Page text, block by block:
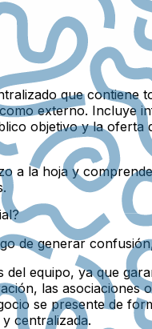
que contiene
externo. Incluye
objetivo y la
a la hoja y
de generar
equipo, ya que
las asociaciones
se presente de
centralizada.